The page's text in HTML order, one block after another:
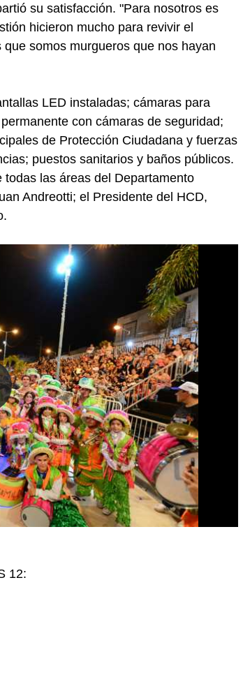
su satisfacción. "Para nosotros es
hicieron mucho para revivir el
somos murgueros que nos hayan
LED instaladas; cámaras para
con cámaras de seguridad;
de Protección Ciudadana y fuerzas
puestos sanitarios y baños públicos.
las áreas del Departamento
Andreotti; el Presidente del HCD,
12: